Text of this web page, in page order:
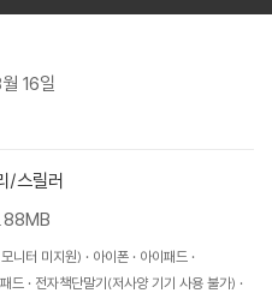
16일
/스릴러
니터 미지원) 아이폰
아이패드
드
전자책단말기(저사양 기기 사용 불가)